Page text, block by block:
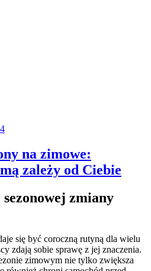
na zimowe:
zależy od Ciebie
zmiany
się być coroczną rutyną dla wielu
zdają sobie sprawę z jej znaczenia.
zimowym nie tylko zwiększa